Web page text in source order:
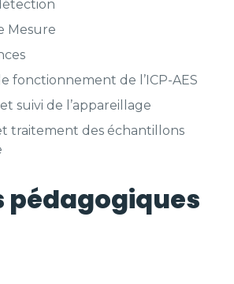
Mesure
fonctionnement de l’ICP-AES
suivi de l’appareillage
traitement des échantillons
pédagogiques